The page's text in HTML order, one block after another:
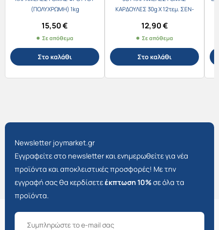
(ΠΟΛΥΧΡΩΜΗ) 1kg
15,50€
Σε απόθεμα
Στο καλάθι
ΚΑΡΔΟΥΛΕΣ 30g X 12τεμ. ΣΕΝ-
12,90€
Σε απόθεμα
Στο καλάθι
Newsletter joymarket.gr
Εγγραφείτε στο newsletter και ενημερωθείτε για νέα
προϊόντα και αποκλειστικές προσφορές! Με την
εγγραφή σας θα κερδίσετεέκπτωση 10%σε όλα τα
προϊόντα.